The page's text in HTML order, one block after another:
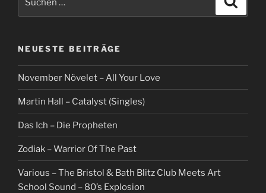
NEUESTE BEITRÄGE
November Növelet – All Your Love
Martin Hall – Catalyst (Singles)
Das Ich – Die Propheten
Zodiak – Warrior Of The Past
Various – The Bristol & Bath Blitz Club Meets Art
School Sound – 80’s Explosion